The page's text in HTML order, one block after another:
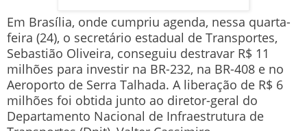
Em Brasília, onde cumpriu agenda, nessa quarta-
feira (24), o secretário estadual de Transportes,
Sebastião Oliveira, conseguiu destravar R$ 11
milhões para investir na BR-232, na BR-408 e no
Aeroporto de Serra Talhada. A liberação de R$ 6
milhões foi obtida junto ao diretor-geral do
Departamento Nacional de Infraestrutura de